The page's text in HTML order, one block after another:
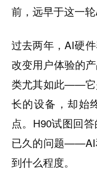
前，远早于这一轮
过去两年，AI硬
改变用户体验的
类尤其如此——它
长的设备，却始
点。H90试图回
已久的问题——AI
到什么程度。